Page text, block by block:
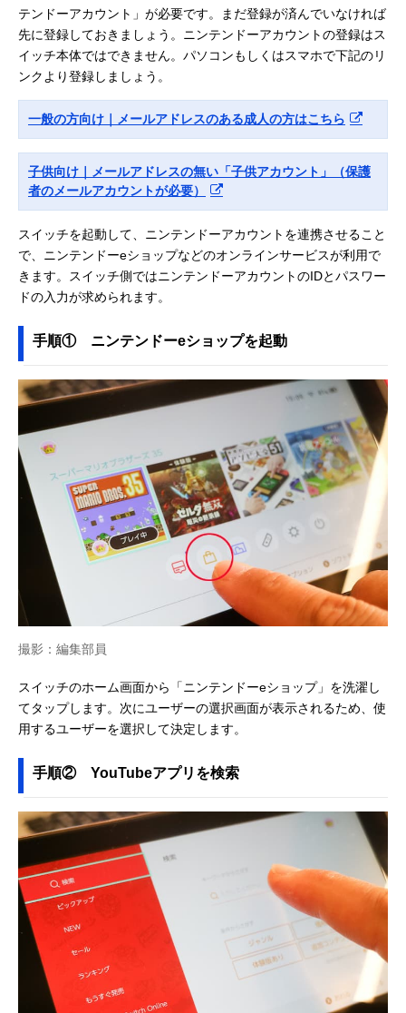
テンドーアカウント」が必要です。まだ登録が済んでいなければ
先に登録しておきましょう。ニンテンドーアカウントの登録はス
イッチ本体ではできません。パソコンもしくはスマホで下記のリ
ンクより登録しましょう。
一般の方向け｜メールアドレスのある成人の方はこちら
子供向け｜メールアドレスの無い「子供アカウント」（保護
者のメールアカウントが必要）
スイッチを起動して、ニンテンドーアカウントを連携させること
で、ニンテンドーeショップなどのオンラインサービスが利用で
きます。スイッチ側ではニンテンドーアカウントのIDとパスワー
ドの入力が求められます。
手順① ニンテンドーeショップを起動
撮影：編集部員
スイッチのホーム画面から「ニンテンドーeショップ」を洗濯し
てタップします。次にユーザーの選択画面が表示されるため、使
用するユーザーを選択して決定します。
手順② YouTubeアプリを検索